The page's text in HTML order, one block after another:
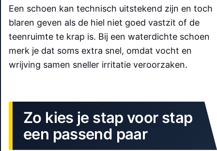
Een schoen kan technisch uitstekend zijn en toch
blaren geven als de hiel niet goed vastzit of de
teenruimte te krap is. Bij een waterdichte schoen
merk je dat soms extra snel, omdat vocht en
wrijving samen sneller irritatie veroorzaken.
Zo kies je stap voor stap
een passend paar